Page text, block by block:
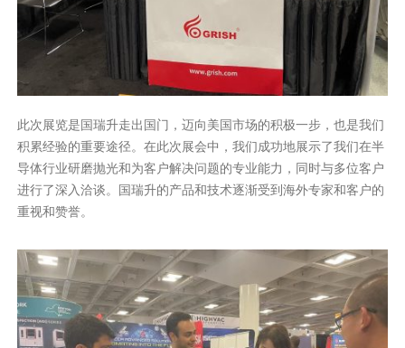
此次展览是国瑞升走出国门，迈向美国市场的积极一步，也是我们
积累经验的重要途径。在此次展会中，我们成功地展示了我们在半
导体行业研磨抛光和为客户解决问题的专业能力，同时与多位客户
进行了深入洽谈。国瑞升的产品和技术逐渐受到海外专家和客户的
重视和赞誉。